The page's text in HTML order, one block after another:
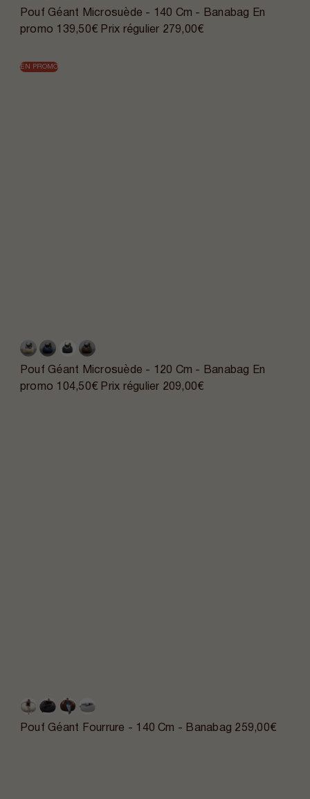
Pouf Géant Microsuède - 140 Cm - Banabag
En
promo 139,50€ Prix régulier 279,00€
EN PROMO
Pouf Géant Microsuède - 120 Cm - Banabag
En
promo
104,50€ Prix régulier 209,00€
Pouf Géant Fourrure - 140 Cm - Banabag 259,00€